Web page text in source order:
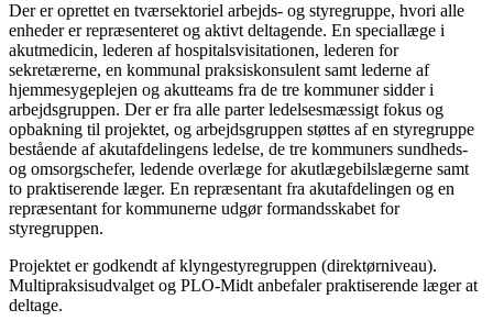
Der er oprettet en tværsektoriel arbejds- og styregruppe, hvori alle
enheder er repræsenteret og aktivt deltagende. En speciallæge i
akutmedicin, lederen af hospitalsvisitationen, lederen for
sekretærerne, en kommunal praksiskonsulent samt lederne af
hjemmesygeplejen og akutteams fra de tre kommuner sidder i
arbejdsgruppen. Der er fra alle parter ledelsesmæssigt fokus og
opbakning til projektet, og arbejdsgruppen støttes af en styregruppe
bestående af akutafdelingens ledelse, de tre kommuners sundheds-
og omsorgschefer, ledende overlæge for akutlægebilslægerne samt
to praktiserende læger. En repræsentant fra akutafdelingen og en
repræsentant for kommunerne udgør formandsskabet for
styregruppen.
Projektet er godkendt af klyngestyregruppen (direktørniveau).
Multipraksisudvalget og PLO-Midt anbefaler praktiserende læger at
deltage.